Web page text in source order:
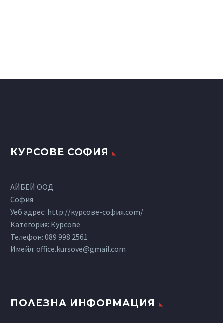
КУРСОВЕ СОФИЯ
АЙБЕЙ ООД
София
Уеб адрес: http://курсове-софия.com/
Категория: Курсове
Телефон: 089 998 2561
Имейл: office.kursove@gmail.com
ПОЛЕЗНА ИНФОРМАЦИЯ